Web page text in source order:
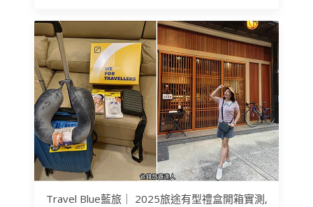
Travel Blue藍旅｜ 2025旅途有型禮盒開箱實測,